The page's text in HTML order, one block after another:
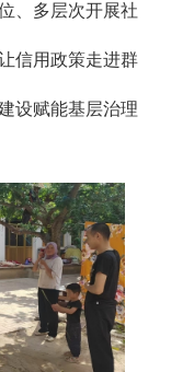
、多层次开展社
信用政策走进群
设赋能基层治理